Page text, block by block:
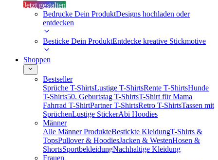
Jetzt gestalten
Bedrucke Dein ProduktDesigns hochladen oder
entdecken
Besticke Dein ProduktEntdecke kreative Stickmotive
Shoppen
Bestseller
Sprüche T-ShirtsLustige T-ShirtsRente T-ShirtsHunde
T-Shirts50. Geburtstag T-ShirtsT-Shirt für Mama
Fahrrad T-ShirtPartner T-ShirtsRetro T-ShirtsTassen mit
SprüchenLustige StickerAbi Hoodies
Männer
Alle Männer ProdukteBestickte KleidungT-Shirts &
TopsPullover & HoodiesJacken & WestenHosen &
ShortsSportbekleidungNachhaltige Kleidung
Frauen